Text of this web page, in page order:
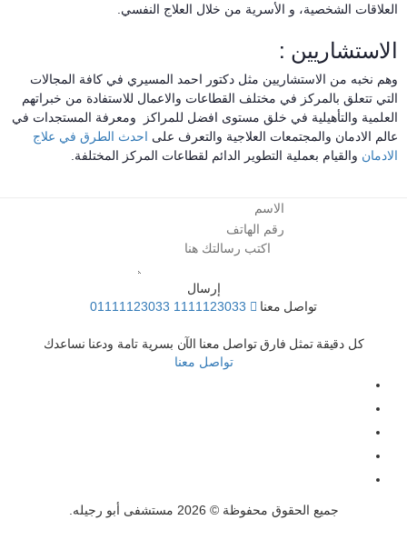
الشخصية، و الأسرية من خلال العلاج النفسي.
:
نخبه من الاستشاريين مثل دكتور احمد المسيري في كافة المجالات
تتعلق بالمركز في مختلف القطاعات والاعمال للاستفادة من خبراتهم
والتأهيلية في خلق مستوى افضل للمراكز ومعرفة المستجدات في
الادمان والمجتمعات العلاجية والتعرف علىاحدث الطرق في علاج
والقيام بعملية التطوير الدائم لقطاعات المركز المختلفة.
إرسال
تواصل معنا
1111123033
01111123033
كل دقيقة تمثل فارق تواصل معنا الآن بسرية تامة ودعنا نساعدك
تواصل معنا
جميع الحقوق محفوظة © 2026 مستشفى أبو رجيله.